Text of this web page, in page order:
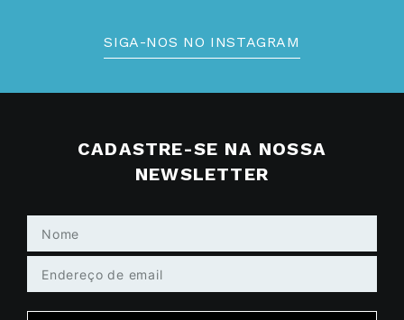
SIGA-NOS NO INSTAGRAM
CADASTRE-SE NA NOSSA
NEWSLETTER